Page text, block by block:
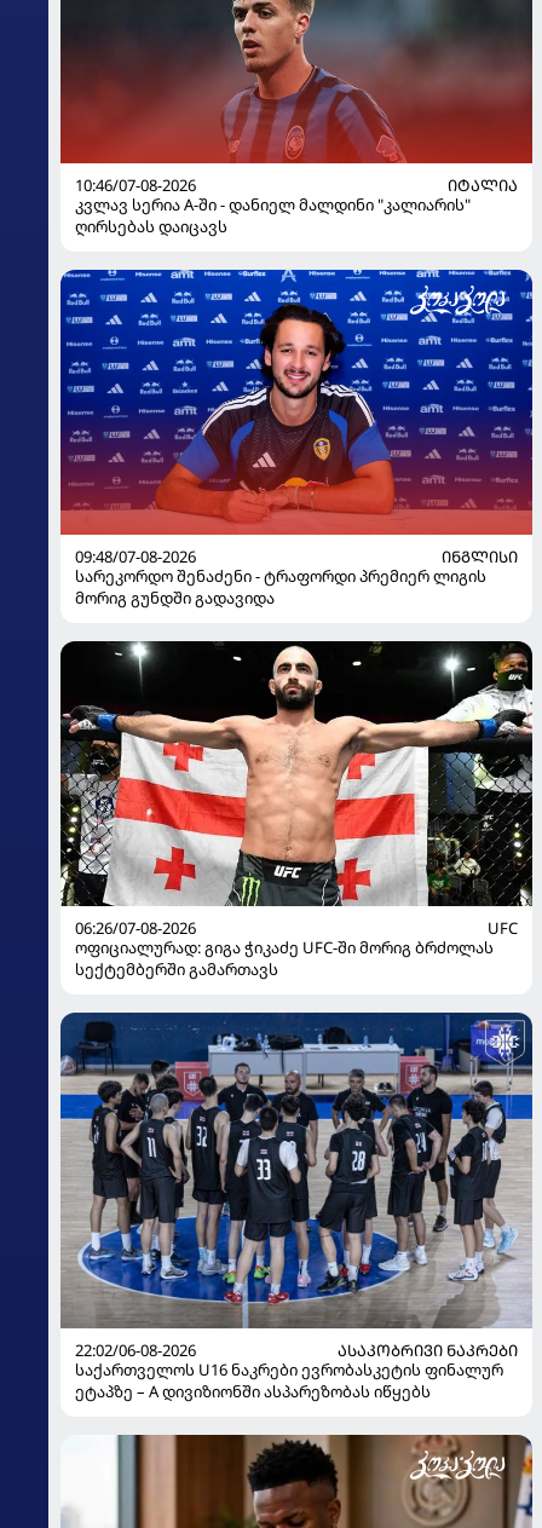
10:46/07-08-2026
ᲘᲢᲐᲚᲘᲐ
კვლავ სერია A-ში - დანიელ მალდინი "კალიარის"
ღირსებას დაიცავს
09:48/07-08-2026
ᲘᲜᲒᲚᲘᲡᲘ
სარეკორდო შენაძენი - ტრაფორდი პრემიერ ლიგის
მორიგ გუნდში გადავიდა
06:26/07-08-2026
UFC
ოფიციალურად: გიგა ჭიკაძე UFC-ში მორიგ ბრძოლას
სექტემბერში გამართავს
22:02/06-08-2026
ᲐᲡᲐᲙᲝᲑᲠᲘᲕᲘ ᲜᲐᲙᲠᲔᲑᲘ
საქართველოს U16 ნაკრები ევრობასკეტის ფინალურ
ეტაპზე – A დივიზიონში ასპარეზობას იწყებს